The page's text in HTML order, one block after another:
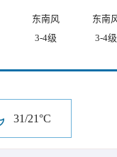
东南风
东南
3-4级 3-4级
31/21°C